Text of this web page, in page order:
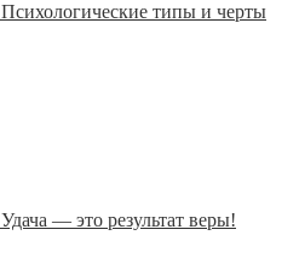
Психологические типы и черты
Удача — это результат веры!